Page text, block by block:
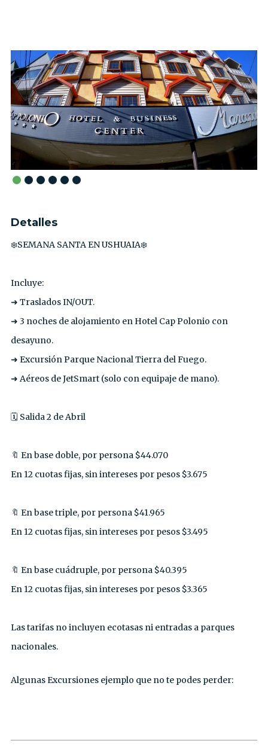
Detalles
❄️SEMANA SANTA EN USHUAIA❄️⁣
Incluye:⁣
➜ Traslados IN/OUT.⁣
➜ 3 noches de alojamiento en Hotel Cap Polonio con
desayuno.⁣
➜ Excursión Parque Nacional Tierra del Fuego.⁣
➜ Aéreos de JetSmart (solo con equipaje de mano).⁣
🗓️ Salida 2 de Abril⁣
🔖 En base doble, por persona $44.070⁣
En 12 cuotas fijas, sin intereses por pesos $3.675⁣
🔖 En base triple, por persona $41.965
En 12 cuotas fijas, sin intereses por pesos $3.495⁣
🔖 En base cuádruple, por persona $40.395⁣
En 12 cuotas fijas, sin intereses por pesos $3.365⁣
Las tarifas no incluyen ecotasas ni entradas a parques
nacionales.
Algunas Excursiones ejemplo que no te podes perder: